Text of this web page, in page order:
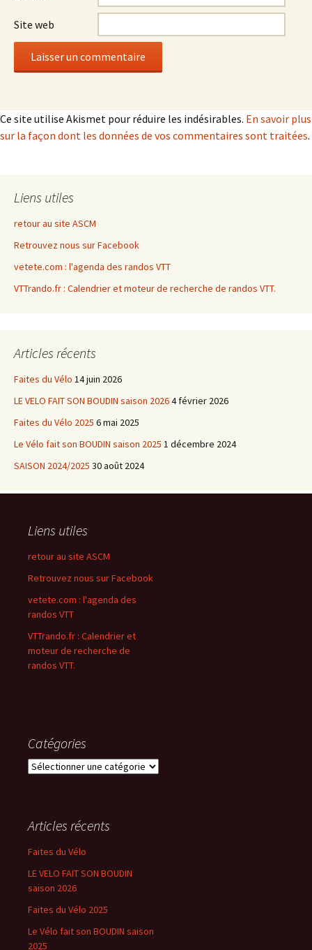
Site web
Ce site utilise Akismet pour réduire les indésirables. En savoir plus
sur la façon dont les données de vos commentaires sont traitées.
Liens utiles
retour au site ASCM
Retrouvez nous sur Facebook
vetete.com : l'agenda des randos VTT
VTTrando.fr : Calendrier et moteur de recherche de randos VTT.
Articles récents
Faites du Vélo 14 juin 2026
LE VELO FAIT SON BOUDIN saison 20264 février 2026
Faites du Vélo 2025 6 mai 2025
Le Vélo fait son BOUDIN saison 2025 1 décembre 2024
SAISON 2024/2025 30 août 2024
Liens utiles
retour au site ASCM
Retrouvez nous sur Facebook
vetete.com : l'agenda des
randos VTT
VTTrando.fr : Calendrier et
moteur de recherche de
randos VTT.
Catégories
Catégories
Articles récents
Faites du Vélo
LE VELO FAIT SON BOUDIN
saison 2026
Faites du Vélo 2025
Le Vélo fait son BOUDIN saison
2025